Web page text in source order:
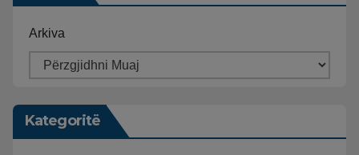
Arkiva
Kategoritë